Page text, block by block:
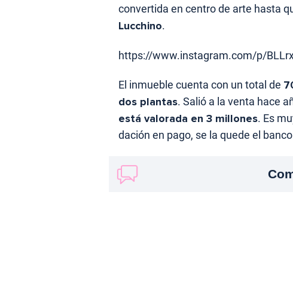
convertida en centro de arte hasta
Lucchino.
https://www.instagram.com/p/
El inmueble cuenta con un total de
dos plantas. Salió a la venta hace
está valorada en 3 millones. Es
dación en pago, se la quede el banco